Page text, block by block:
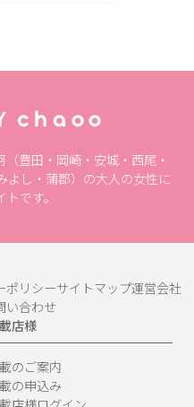
豊田・岡崎・安城・西尾・
よし・蒲郡）の大人の女性に
です。
ポリシーサイトマップ運営会社
い合わせ
店様
のご案内
の申込み